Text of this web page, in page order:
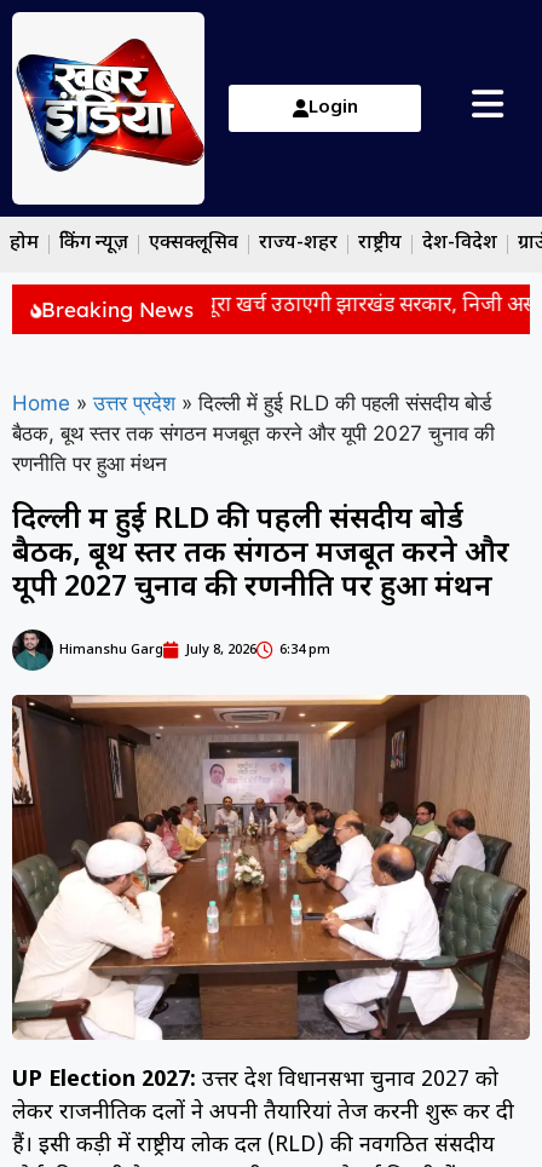
Login
होम ब्रेकिंग न्यूज़ एक्सक्लूसिव राज्य-शहर राष्ट्रीय देश-विदेश
Breaking News
छात्रों के इलाज का पूरा खर्च उठाएगी झारखंड सरकार, निजी
Home » उत्तर प्रदेश » दिल्ली में हुई RLD की पहली संसदीय बोर्ड
बैठक, बूथ स्तर तक संगठन मजबूत करने और यूपी 2027 चुनाव की
रणनीति पर हुआ मंथन
दिल्ली में हुई RLD की पहली संसदीय बोर्ड
बैठक, बूथ स्तर तक संगठन मजबूत करने और
यूपी 2027 चुनाव की रणनीति पर हुआ मंथन
Himanshu Garg July 8, 2026 6:34 pm
UP Election 2027: उत्तर प्रदेश विधानसभा चुनाव 2027 को
लेकर राजनीतिक दलों ने अपनी तैयारियां तेज करनी शुरू कर दी
हैं। इसी कड़ी में राष्ट्रीय लोक दल (RLD) की नवगठित संसदीय